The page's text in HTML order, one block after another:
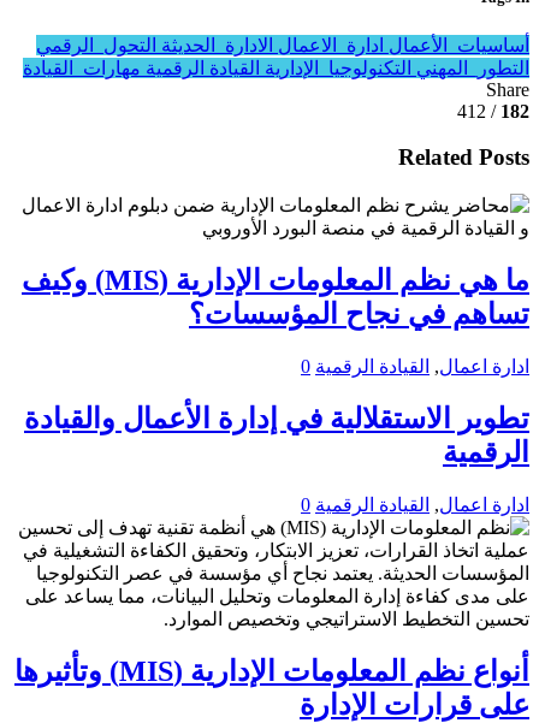
أساسيات_الأعمال ادارة_الاعمال الادارة_الحديثة التحول_الرقمي
التطور_المهني التكنولوجيا_الإدارية القيادة الرقمية مهارات_القيادة
Share
182
/ 412
Related Posts
ما هي نظم المعلومات الإدارية (MIS) وكيف
تساهم في نجاح المؤسسات؟
ادارة اعمال, القيادة الرقمية 0
تطوير الاستقلالية في إدارة الأعمال والقيادة
الرقمية
ادارة اعمال, القيادة الرقمية 0
أنواع نظم المعلومات الإدارية (MIS) وتأثيرها
على قرارات الإدارة